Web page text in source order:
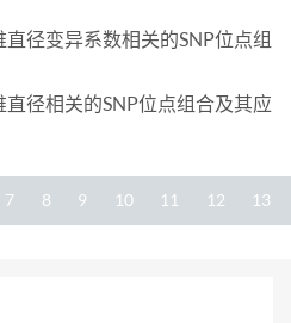
径变异系数相关的SNP位点组
径相关的SNP位点组合及其应
7 8 9 10 11 12 13